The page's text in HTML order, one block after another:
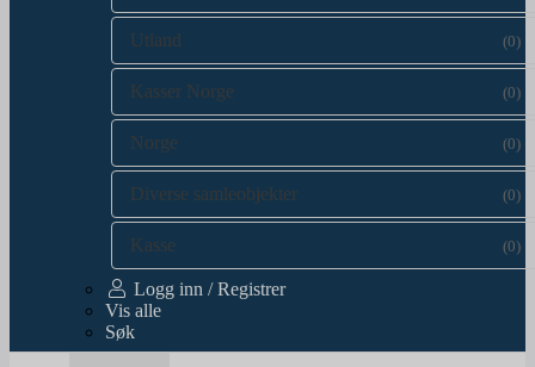
Utland (0)
Kasser Norge (0)
Norge (0)
Diverse samleobjekter (0)
Kasse (0)
Logg inn / Registrer
Vis alle
Søk